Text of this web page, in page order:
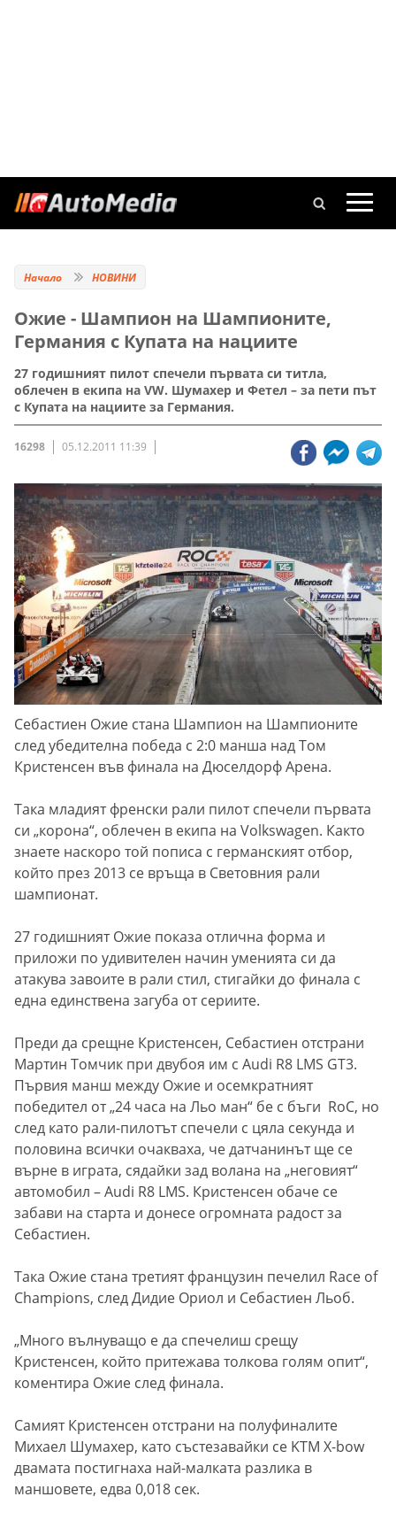
Начало НОВИНИ
Ожие - Шампион на Шампионите,
Германия с Купата на нациите
27 годишният пилот спечели първата си титла,
облечен в екипа на VW. Шумахер и Фетел – за пети път
с Купата на нациите за Германия.
16298 05.12.2011 11:39
Себастиен Ожие стана Шампион на Шампионите
след убедителна победа с 2:0 манша над Том
Кристенсен във финала на Дюселдорф Арена.
Така младият френски рали пилот спечели първата
си „корона“, облечен в екипа на Volkswagen. Както
знаете наскоро той пописа с германският отбор,
който през 2013 се връща в Световния рали
шампионат.
27 годишният Ожие показа отлична форма и
приложи по удивителен начин уменията си да
атакува завоите в рали стил, стигайки до финала с
една единствена загуба от сериите.
Преди да срещне Кристенсен, Себастиен отстрани
Мартин Томчик при двубоя им с Audi R8 LMS GT3.
Първия манш между Ожие и осемкратният
победител от „24 часа на Льо ман“ бе с бъги RoC, но
след като рали-пилотът спечели с цяла секунда и
половина всички очакваха, че датчанинът ще се
върне в играта, сядайки зад волана на „неговият“
автомобил – Audi R8 LMS. Кристенсен обаче се
забави на старта и донесе огромната радост за
Себастиен.
Така Ожие стана третият французин печелил Race of
Champions, след Дидие Ориол и Себастиен Льоб.
„Много вълнуващо е да спечелиш срещу
Кристенсен, който притежава толкова голям опит“,
коментира Ожие след финала.
Самият Кристенсен отстрани на полуфиналите
Михаел Шумахер, като състезавайки се KTM X-bow
двамата постигнаха най-малката разлика в
маншовете, едва 0,018 сек.